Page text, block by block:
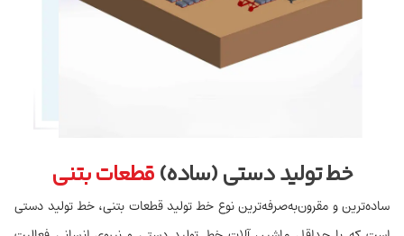
خط تولید دستی (ساده)قطعات بتنی
ساده‌ترین و مقرون‌به‌صرفه‌ترین نوع خط تولید قطعات بتنی، خط تولید دستی